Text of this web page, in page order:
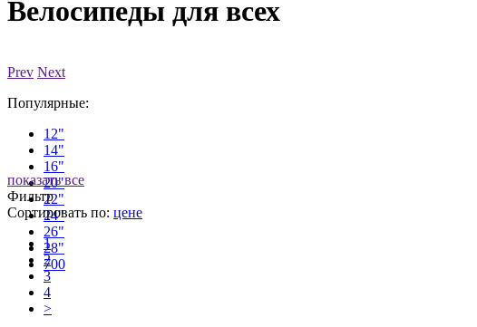
Велосипеды для всех
Аксессуары для велосипедов
Prev Next
Популярные:
12"
14"
16"
20"
22"
24"
26"
28"
700
показать все
Фильтр
Сортировать по: цене
1
2
3
4
>